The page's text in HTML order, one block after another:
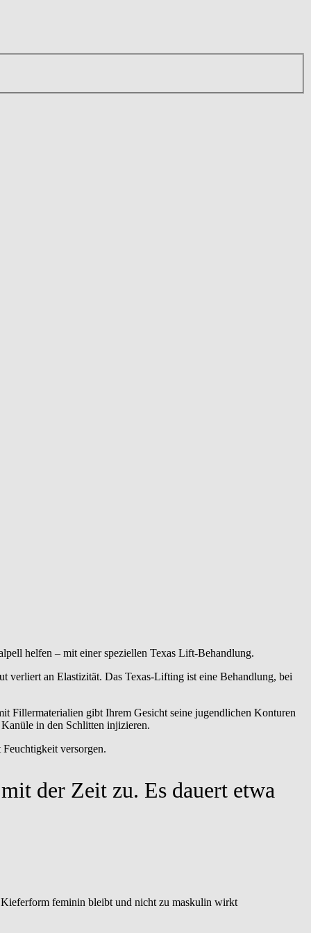
helfen – mit einer speziellen Texas Lift-Behandlung.
verliert an Elastizität. Das Texas-Lifting ist eine Behandlung, bei
Fillermaterialien gibt Ihrem Gesicht seine jugendlichen Konturen
in den Schlitten injizieren.
versorgen.
der Zeit zu. Es dauert etwa
Kieferform feminin bleibt und nicht zu maskulin wirkt